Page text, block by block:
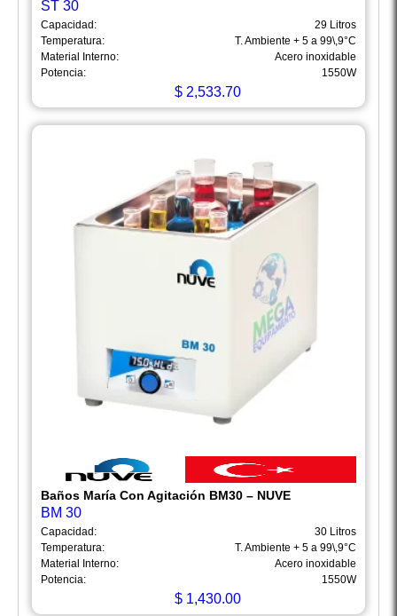
ST 30
Capacidad:
29 Litros
Temperatura:
T. Ambiente + 5 a 99\,9°C
Material Interno:
Acero inoxidable
Potencia:
1550W
$2,533.70
Baños María Con Agitación BM30 – NUVE
BM 30
Capacidad:
30 Litros
Temperatura:
T. Ambiente + 5 a 99\,9°C
Material Interno:
Acero inoxidable
Potencia:
1550W
$1,430.00